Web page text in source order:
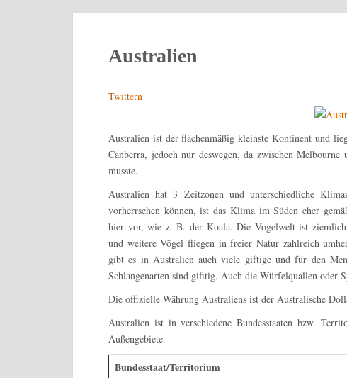
Australien
Twittern
Australien ist der flächenmäßig kleinste Kontinent und
Canberra, jedoch nur deswegen, da zwischen
musste.
Australien hat 3 Zeitzonen und unterschiedliche
vorherrschen können, ist das Klima im Süden eher
hier vor, wie z. B. der Koala. Die Vogelwelt ist ziemlich
und weitere Vögel fliegen in freier Natur zahlreich
gibt es in Australien auch viele giftige und für den
Schlangenarten sind gifitig. Auch die Würfelquallen oder
Die offizielle Währung Australiens ist der Australische
Australien ist in verschiedene Bundesstaaten bzw.
Außengebiete.
Bundesstaat/Territorium